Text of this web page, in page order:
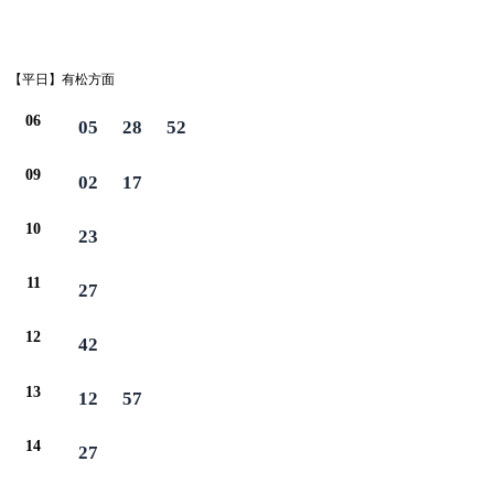
【平日】有松方面
06 05 28 52
09 02 17
10 23
11 27
12 42
13 12 57
14 27